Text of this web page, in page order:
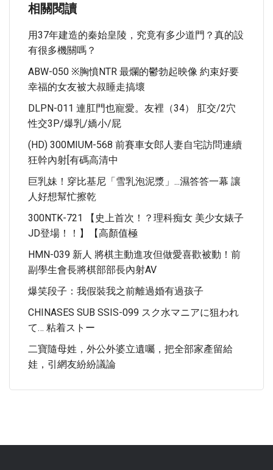
相關閱讀
用37年建造的秦始皇陵，究竟有多少道門？真的設
有很多機關嗎？
ABW-050 ※胸憤NTR 最爛的鬱勃起映像 約束好要
幸福的女友被大叔睡走搞壞
DLPN-011 連肛門也寵愛。友裡（34） 肛交/2穴
性交3P/爆乳/嬌小/屁
(HD) 300MIUM-568 前賽車女郎人妻自宅訪問連續
狂幹內射[有碼高清中
巨乳妹！穿比基尼「雪乳泡泥漿」...濕答答一幕 讓
人好想幫忙擦乾
300NTK-721 【史上首次！？理科痴女 美少女婊子
JD登場！！】【高顏值極
HMN-039 新人 將棋主動進攻但做愛喜歡被動！前
副學生會長將棋部部長內射AV
爆笑段子：我假裝我之前離過婚有過孩子
CHINASES SUB SSIS-099 スク水マニアに狙われ
て… 粘着ストー
二寶隨母姓，外公外婆立遺囑，把全部家產留給
娃，引網友紛紛議論